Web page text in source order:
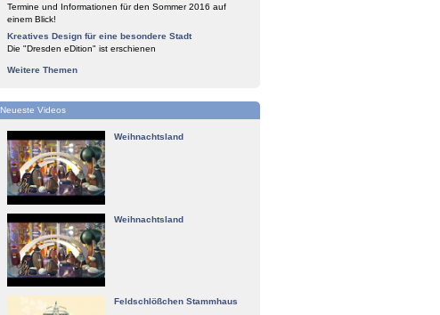
Termine und Informationen für den Sommer 2016 auf
einem Blick!
Kreatives Design für eine besondere Stadt
Die "Dresden eDition" ist erschienen
Weitere Themen
Neueste Videos
Weihnachtsland
Weihnachtsland
Feldschlößchen Stammhaus